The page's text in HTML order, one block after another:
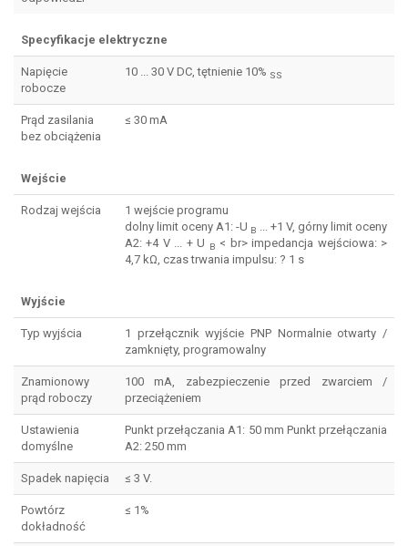
Specyfikacje elektryczne
Napięcie
robocze
10 ... 30 V DC, tętnienie 10% SS
Prąd zasilania
bez obciążenia
≤ 30 mA
Wejście
Rodzaj wejścia
1 wejście programu
dolny limit oceny A1: -U B ... +1 V, górny limit oceny
A2: +4 V ... + U
B < br> impedancja wejściowa: >
4,7 kΩ, czas trwania impulsu: ? 1 s
Wyjście
Typ wyjścia
1 przełącznik wyjście PNP Normalnie otwarty /
zamknięty, programowalny
Znamionowy
prąd roboczy
100 mA, zabezpieczenie przed zwarciem /
przeciążeniem
Ustawienia
domyślne
Punkt przełączania A1: 50 mm Punkt przełączania
A2: 250 mm
Spadek napięcia ≤ 3 V.
Powtórz
dokładność
≤ 1%